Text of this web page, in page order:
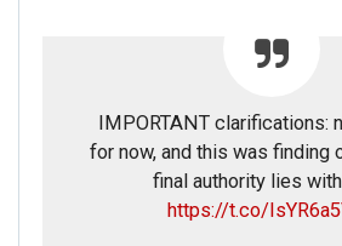
IMPORTANT clarifications:
for now, and this was finding
final authority lies
https://t.co/